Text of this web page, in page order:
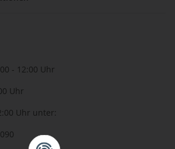
- 12:00 Uhr
Uhr
Uhr unter: